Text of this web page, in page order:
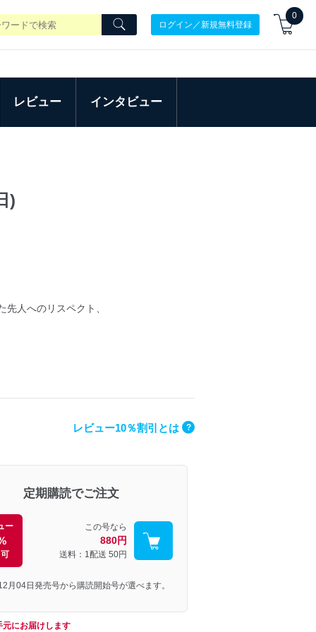
ログイン／新規無料登録
0
レビュー インタビュー
)
人へのリスペクト、
レビュー10％割引とは ?
定期購読でご注文
ー この号なら
880円
送料：1配送 50円
月04日発売号から購読開始号が選べます。
元にお届けします